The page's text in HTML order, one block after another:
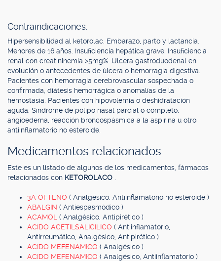
Contraindicaciones.
Hipersensibilidad al ketorolac. Embarazo, parto y lactancia.
Menores de 16 años. Insuficiencia hepática grave. Insuficiencia
renal con creatininemia >5mg%. Ulcera gastroduodenal en
evolución o antecedentes de úlcera o hemorragia digestiva.
Pacientes con hemorragia cerebrovascular sospechada o
confirmada, diátesis hemorrágica o anomalías de la
hemostasia. Pacientes con hipovolemia o deshidratación
aguda. Síndrome de pólipo nasal parcial o completo,
angioedema, reacción broncospásmica a la aspirina u otro
antiinflamatorio no esteroide.
Medicamentos relacionados
Este es un listado de algunos de los medicamentos, fármacos
relacionados con KETOROLACO
3A OFTENO ( Analgésico, Antiinflamatorio no esteroide )
ABALGIN ( Antiespasmódico )
ACAMOL ( Analgésico, Antipirético )
ACIDO ACETILSALICILICO ( Antiinflamatorio,
Antirreumático, Analgésico, Antipirético )
ACIDO MEFENAMICO ( Analgésico )
ACIDO MEFENAMICO ( Analgésico, Antiinflamatorio )